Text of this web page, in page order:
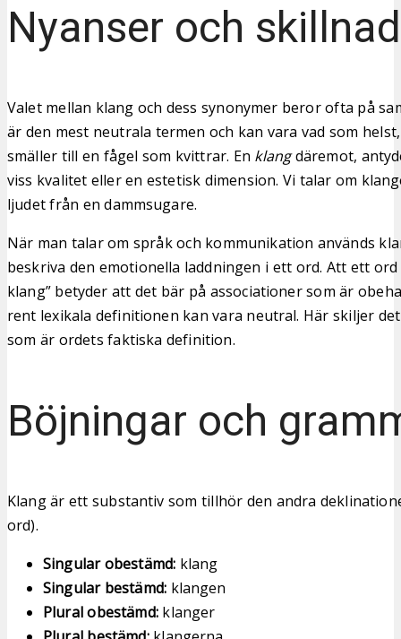
Nyanser och
Valet mellan klang och dess synonymer beror ofta på
är den mest neutrala termen och kan vara vad som
smäller till en fågel som kvittrar. En klangdäremot,
viss kvalitet eller en estetisk dimension. Vi talar om
ljudet från en dammsugare.
När man talar om språk och kommunikation används
beskriva den emotionella laddningen i ett ord. Att ett ord
klang” betyder att det bär på associationer som är
rent lexikala definitionen kan vara neutral. Här skiljer
som är ordets faktiska definition.
Böjningar och
Klang är ett substantiv som tillhör den andra
ord).
Singular obestämd: klang
Singular bestämd: klangen
Plural obestämd:klanger